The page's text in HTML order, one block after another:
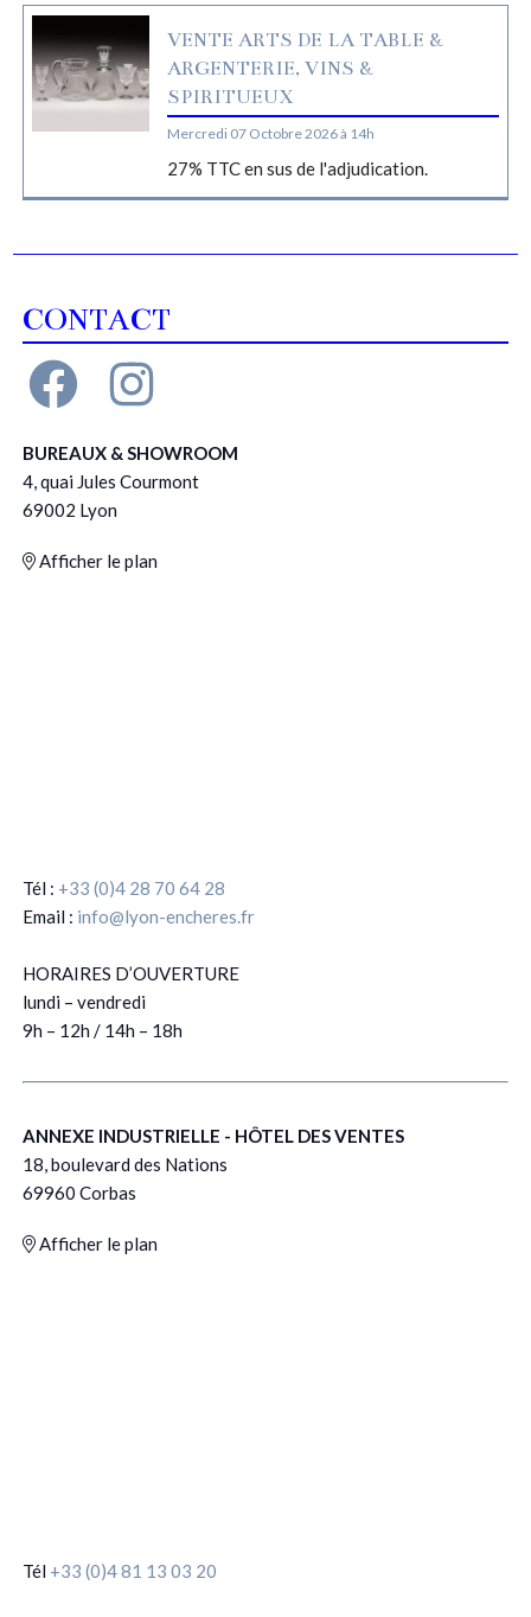
VENTE ARTS DE LA TABLE &
ARGENTERIE, VINS &
SPIRITUEUX
Mercredi 07 Octobre 2026 à 14h
27% TTC en sus de l'adjudication.
CONTACT
BUREAUX & SHOWROOM
4, quai Jules Courmont
69002 Lyon
Afficher le plan
Tél : +33 (0)4 28 70 64 28
Email : info@lyon-encheres.fr
HORAIRES D’OUVERTURE
lundi – vendredi
9h – 12h / 14h – 18h
ANNEXE INDUSTRIELLE - HÔTEL DES VENTES
18, boulevard des Nations
69960 Corbas
Afficher le plan
Tél +33 (0)4 81 13 03 20